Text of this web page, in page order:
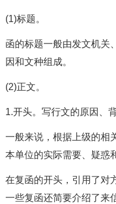
(1)标题。
函的标题一般由发文机关
因和文种组成。
(2)正文。
1.开头。写行文的原因、
一般来说，根据上级的相
本单位的实际需要、疑惑
在复函的开头，引用了对
一些复函还简要介绍了来